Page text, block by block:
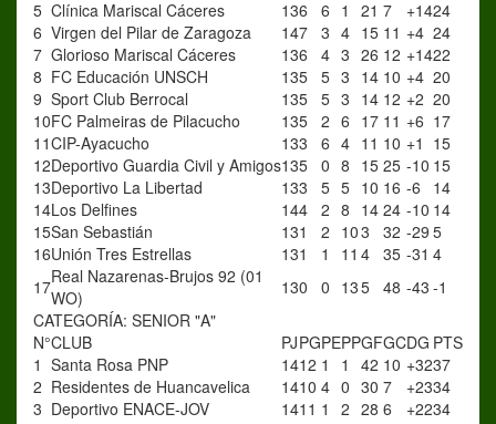
5 Clínica Mariscal Cáceres 136 6 1 21 7 +1424
6 Virgen del Pilar de Zaragoza 147 3 4 15 11 +4 24
7 Glorioso Mariscal Cáceres 136 4 3 26 12 +1422
8 FC Educación UNSCH 135 5 3 14 10 +4 20
9 Sport Club Berrocal 135 5 3 14 12 +2 20
10FC Palmeiras de Pilacucho 135 2 6 17 11 +6 17
11CIP-Ayacucho 133 6 4 11 10 +1 15
12Deportivo Guardia Civil y Amigos135 0 8 15 25 -10 15
13Deportivo La Libertad 133 5 5 10 16 -6
14
14Los Delfines 144 2 8 14 24 -10 14
15San Sebastián 131 2 103 32 -29 5
16Unión Tres Estrellas 131 1 11 4 35 -31 4
17Real Nazarenas-Brujos 92 (01
WO)
130 0 135 48 -43 -1
CATEGORÍA: SENIOR "A"
N°CLUB PJPGPEPPGFGCDG PTS
1 Santa Rosa PNP 1412 1 1 42 10 +3237
2 Residentes de Huancavelica 1410 4 0 30 7 +2334
3 Deportivo ENACE-JOV 1411 1 2 28 6 +2234